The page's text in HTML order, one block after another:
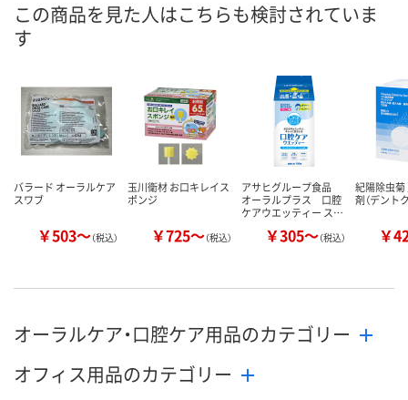
この商品を見た人はこちらも検討されていま
す
バラード オーラルケア
スワブ
￥503～（税込）
玉川衛材 お口キレイス
ポンジ
￥725～（税込）
アサヒグループ食品
オーラルプラス 口腔
ケアウエッティー ス…
￥305～（税込）
紀陽除虫
剤（デント
￥
オーラルケア・口腔ケア用品のカテゴリー
オフィス用品のカテゴリー